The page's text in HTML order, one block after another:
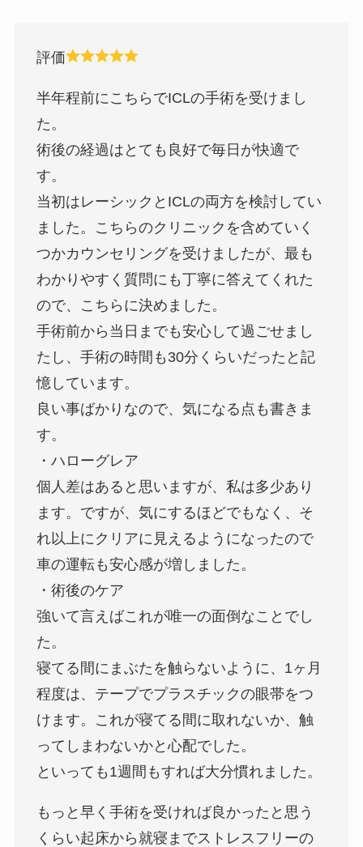
評価
半年程前にこちらでICLの手術を受けまし
た。
術後の経過はとても良好で毎日が快適で
す。
当初はレーシックとICLの両方を検討してい
ました。こちらのクリニックを含めていく
つかカウンセリングを受けましたが、最も
わかりやすく質問にも丁寧に答えてくれた
ので、こちらに決めました。
手術前から当日までも安心して過ごせまし
たし、手術の時間も30分くらいだったと記
憶しています。
良い事ばかりなので、気になる点も書きま
す。
・ハローグレア
個人差はあると思いますが、私は多少あり
ます。ですが、気にするほどでもなく、そ
れ以上にクリアに見えるようになったので
車の運転も安心感が増しました。
・術後のケア
強いて言えばこれが唯一の面倒なことでし
た。
寝てる間にまぶたを触らないように、1ヶ月
程度は、テープでプラスチックの眼帯をつ
けます。これが寝てる間に取れないか、触
ってしまわないかと心配でした。
といっても1週間もすれば大分慣れました。
もっと早く手術を受ければ良かったと思う
くらい起床から就寝までストレスフリーの